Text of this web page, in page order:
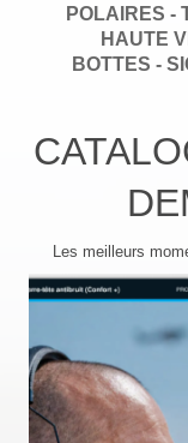
POLAIRES -
HAUTE
BOTTES -
Les meilleurs